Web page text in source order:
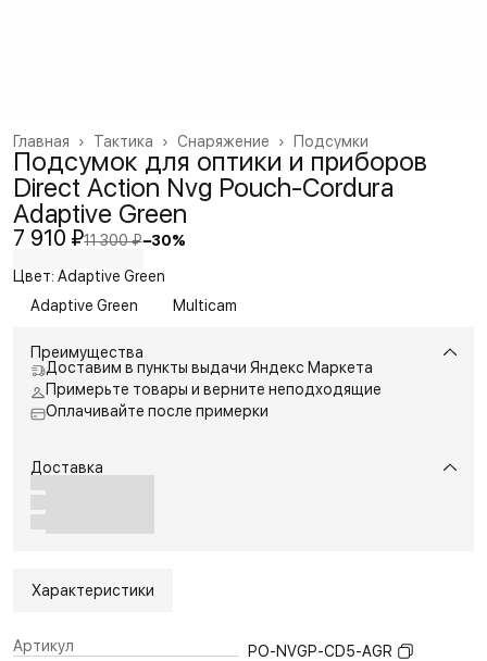
Подсумки
Снаряжение ›
Тактика ›
Главная ›
Подсумок для оптики и приборов
Direct Action Nvg Pouch-Cordura
Adaptive Green
7 910 ₽11 300 ₽−30%
Цвет: Adaptive Green
Adaptive Green
Multicam
Преимущества
Доставим в пункты выдачи Яндекс Маркета
Примерьте товары и верните неподходящие
Оплачивайте после примерки
Доставка
Характеристики
Артикул
PO-NVGP-CD5-AGR